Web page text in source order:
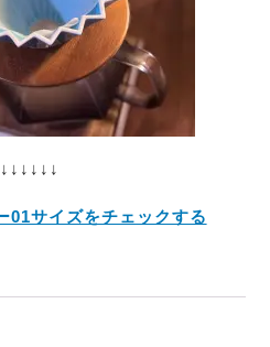
↓↓↓↓↓↓
サイズをチェックする